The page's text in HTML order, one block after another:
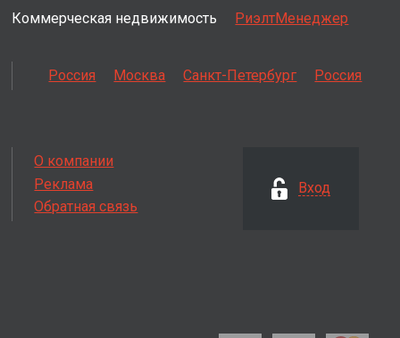
Коммерческая недвижимость
РиэлтМенеджер
Россия Москва Санкт-Петербург Россия
О компании
Реклама
Обратная связь
Вход